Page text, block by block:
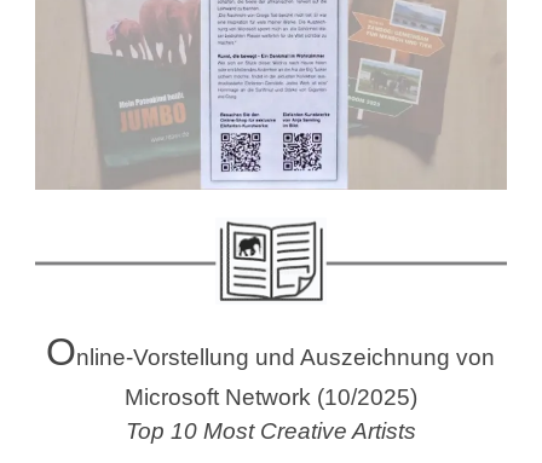
Online-Vorstellung und Auszeichnung von
Microsoft Network (10/2025)
Top 10 Most Creative Artists